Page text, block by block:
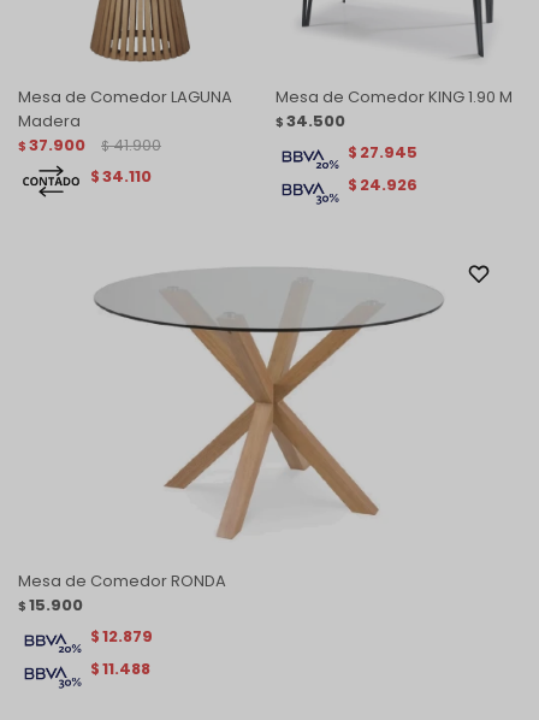
Mesa de Comedor LAGUNA
Madera
$ 37.900 $ 41.900
$34.110
Mesa de Comedor KING 1.90 M
$ 34.500
$ 24.926
$ 27.945
Mesa de Comedor RONDA
$ 15.900
$11.488
$12.879